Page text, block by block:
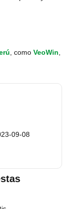
, como VeoWin
09-08